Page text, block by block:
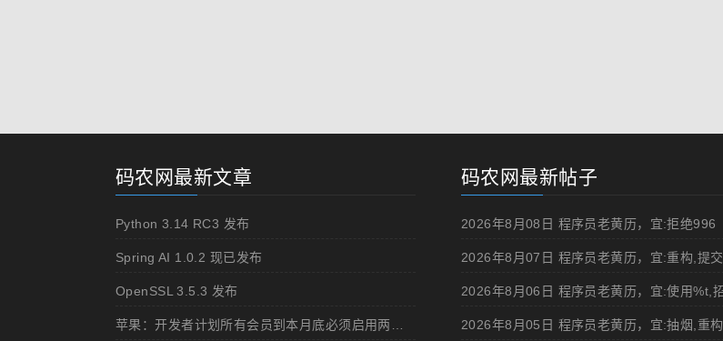
码农网最新文章
Python 3.14 RC3 发布
Spring AI 1.0.2 现已发布
OpenSSL 3.5.3 发布
码农网最新帖子
2026年8月08日 程序员老黄历，宜:拒绝996
2026年8月05日 程序员老黄历，宜:抽烟,重构